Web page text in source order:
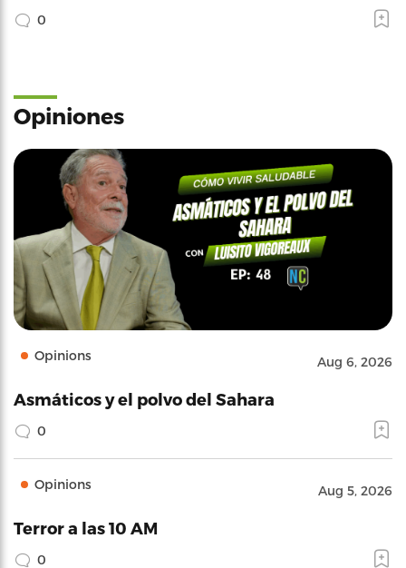
0
Opiniones
Opinions Aug 6, 2026
Asmáticos y el polvo del Sahara
0
Opinions Aug 5, 2026
Terror a las 10 AM
0